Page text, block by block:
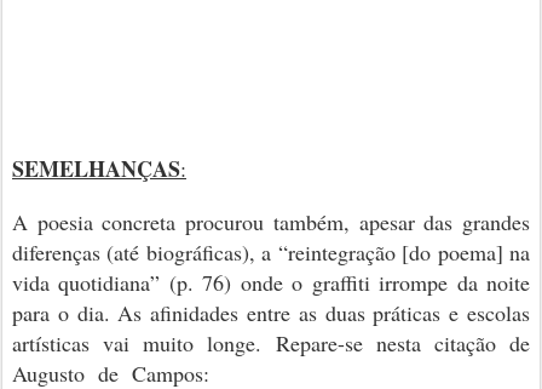
SEMELHANÇAS:
A poesia concreta procurou também, apesar das grandes
diferenças (até biográficas), a “reintegração [do poema] na
vida quotidiana” (p. 76) onde o graffiti irrompe da noite
para o dia. As afinidades entre as duas práticas e escolas
artísticas vai muito longe. Repare-se nesta citação de
Augusto de Campos: